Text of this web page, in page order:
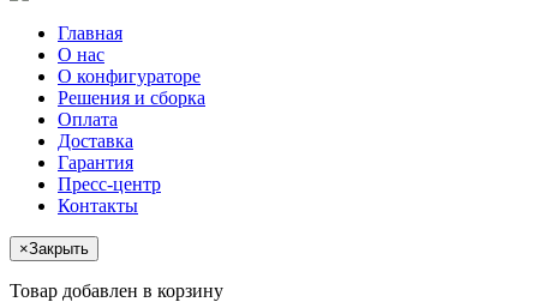
Главная
О нас
О конфигураторе
Решения и сборка
Оплата
Доставка
Гарантия
Пресс-центр
Контакты
×Закрыть
Товар добавлен в корзину